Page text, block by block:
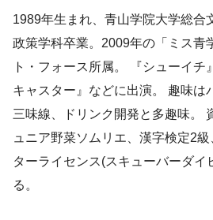
1989年生まれ、青山学院大学総合
政策学科卒業。2009年の「ミス青
ト・フォース所属。 『シューイチ
キャスター』などに出演。 趣味は
三味線、ドリンク開発と多趣味。
ュニア野菜ソムリエ、漢字検定2
ターライセンス(スキューバーダイ
る。